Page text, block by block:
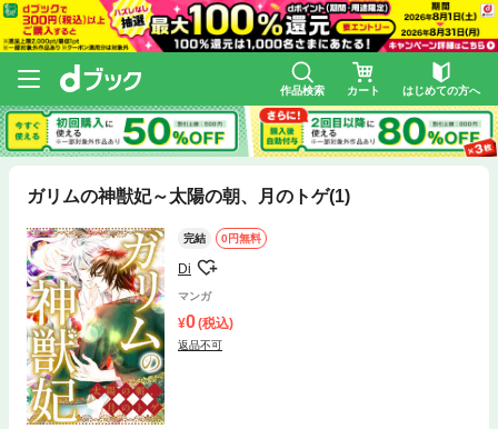
作品検索 カート はじめての方へ
ガリムの神獣妃～太陽の朝、月のトゲ(1)
完結 0円無料
Di
マンガ
0(税込)
返品不可